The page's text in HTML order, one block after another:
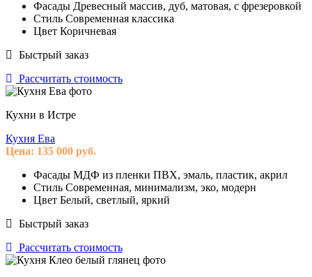
Фасады Древесный массив, дуб, матовая, с фрезеровкой
Стиль Современная классика
Цвет Коричневая
Быстрый заказ
Рассчитать стоимость
Кухни в Истре
Кухня Ева
Цена: 135 000 руб.
Фасады МДФ из пленки ПВХ, эмаль, пластик, акрил
Стиль Современная, минимализм, эко, модерн
Цвет Белый, светлый, яркий
Быстрый заказ
Рассчитать стоимость